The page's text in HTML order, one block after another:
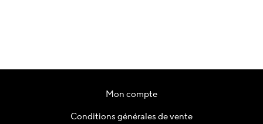
Mon compte
Conditions générales de vente